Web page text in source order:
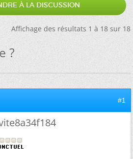
À LA DISCUSSION
Affichage des résultats 1 à 18 sur 18
?
#1